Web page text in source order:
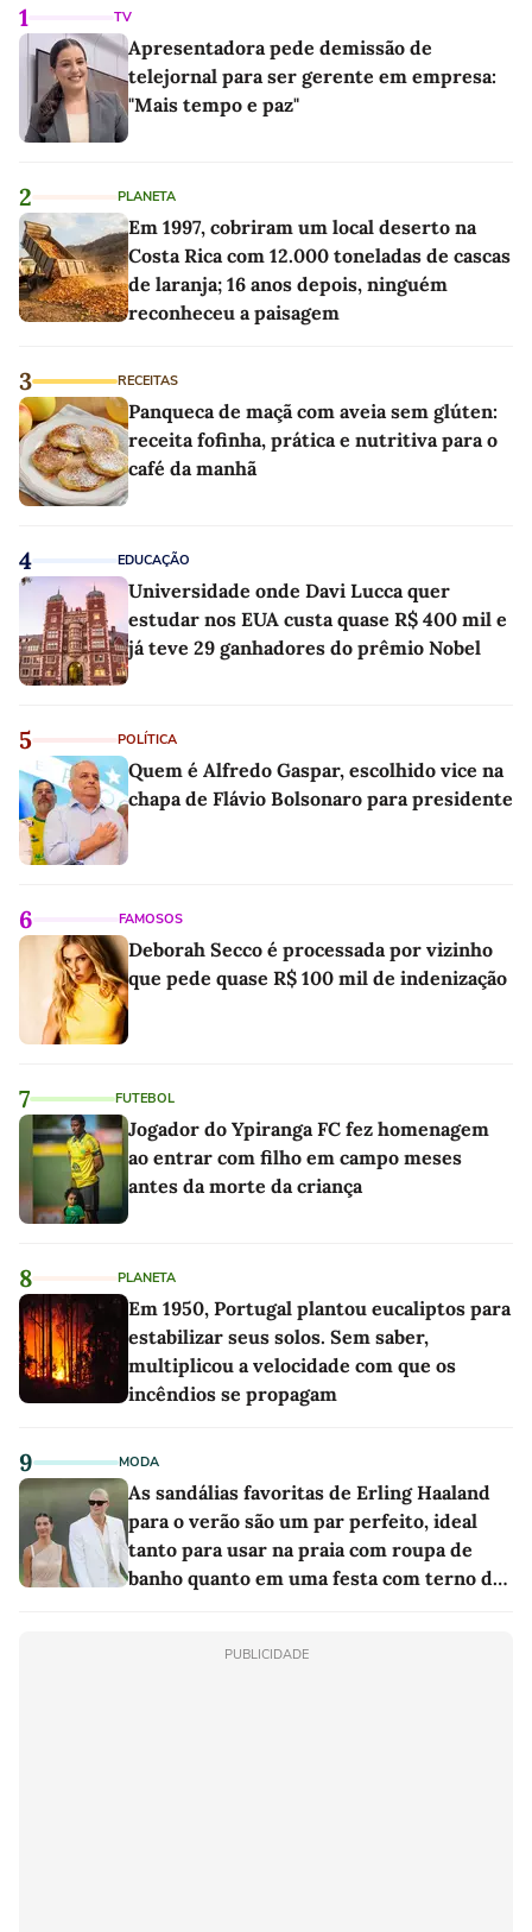
1 TV
Apresentadora pede demissão de
telejornal para ser gerente em empresa:
"Mais tempo e paz"
2 PLANETA
Em 1997, cobriram um local deserto na
Costa Rica com 12.000 toneladas de cascas
de laranja; 16 anos depois, ninguém
reconheceu a paisagem
3 RECEITAS
Panqueca de maçã com aveia sem glúten:
receita fofinha, prática e nutritiva para o
café da manhã
4 EDUCAÇÃO
Universidade onde Davi Lucca quer
estudar nos EUA custa quase R$ 400 mil e
já teve 29 ganhadores do prêmio Nobel
5 POLÍTICA
Quem é Alfredo Gaspar, escolhido vice na
chapa de Flávio Bolsonaro para presidente
6 FAMOSOS
Deborah Secco é processada por vizinho
que pede quase R$ 100 mil de indenização
7 FUTEBOL
Jogador do Ypiranga FC fez homenagem
ao entrar com filho em campo meses
antes da morte da criança
8 PLANETA
Em 1950, Portugal plantou eucaliptos para
estabilizar seus solos. Sem saber,
multiplicou a velocidade com que os
incêndios se propagam
9 MODA
As sandálias favoritas de Erling Haaland
para o verão são um par perfeito, ideal
tanto para usar na praia com roupa de
banho quanto em uma festa com terno de
PUBLICIDADE